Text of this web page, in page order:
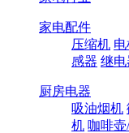
家电配件
压缩机
感器 继电
厨房电器
吸油烟机
机 咖啡